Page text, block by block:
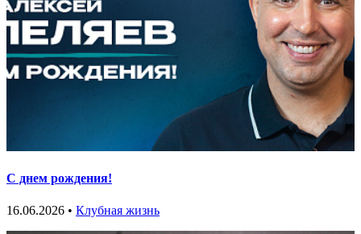
С днем рождения!
16.06.2026 • Клубная жизнь